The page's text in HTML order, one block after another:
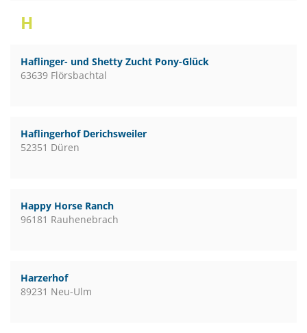
H
Haflinger- und Shetty Zucht Pony-Glück
63639 Flörsbachtal
Haflingerhof Derichsweiler
52351 Düren
Happy Horse Ranch
96181 Rauhenebrach
Harzerhof
89231 Neu-Ulm